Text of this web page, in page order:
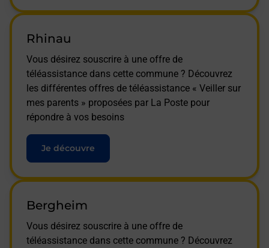
Rhinau
Vous désirez souscrire à une offre de
téléassistance dans cette commune ? Découvrez
les différentes offres de téléassistance « Veiller sur
mes parents » proposées par La Poste pour
répondre à vos besoins
Je découvre
Bergheim
Vous désirez souscrire à une offre de
téléassistance dans cette commune ? Découvrez